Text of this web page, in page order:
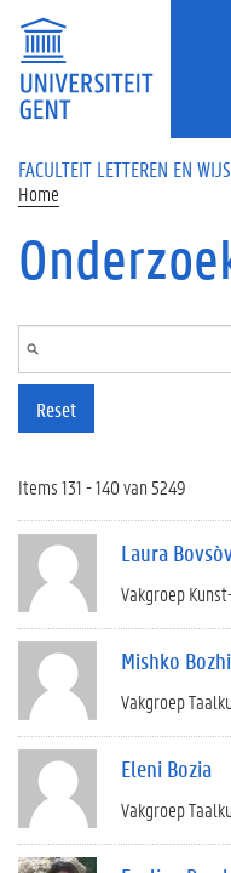
Overslaan en naar de inhoud gaan
FACULTEIT LETTEREN EN
Home
Reset
Items 131 - 140 van 5249
Laura
Vakgroep
Mishko
Vakgroep
Eleni Bozia
Vakgroep